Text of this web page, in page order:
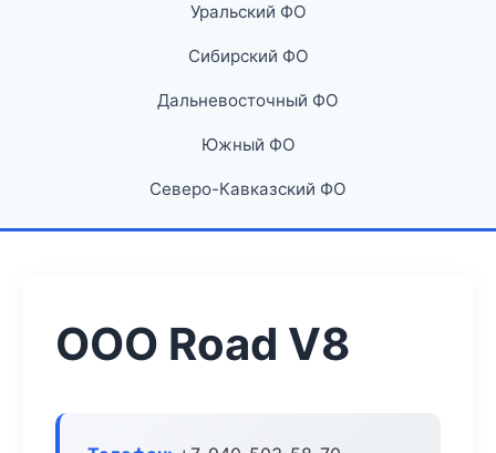
Уральский ФО
Сибирский ФО
Дальневосточный ФО
Южный ФО
Северо-Кавказский ФО
ООО Road V8